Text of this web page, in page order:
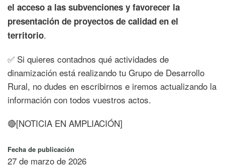
el acceso a las subvenciones y favorecer la
presentación de proyectos de calidad en el
territorio.
✅ Si quieres contadnos qué actividades de
dinamización está realizando tu Grupo de Desarrollo
Rural, no dudes en escribirnos e iremos actualizando la
información con todos vuestros actos.
🔴[NOTICIA EN AMPLIACIÓN]
Fecha de publicación
27 de marzo de 2026